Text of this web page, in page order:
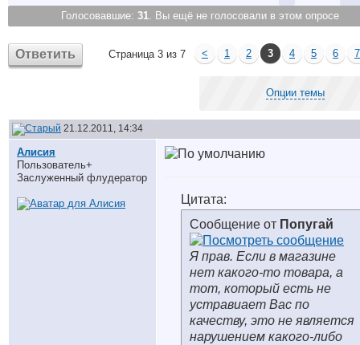
Голосовавшие: 31. Вы ещё не голосовали в этом опросе
Ответить Страница 3 из 7 < 1 2 3 4 5 6 7
Опции темы
21.12.2011, 14:34
Алисия
Пользователь+
Заслуженный флудератор
Цитата:
Сообщение от Попугай
Я прав. Если в магазине
нет какого-то товара, а
тот, который есть не
устравиает Вас по
качеству, это не является
нарушением какого-либо